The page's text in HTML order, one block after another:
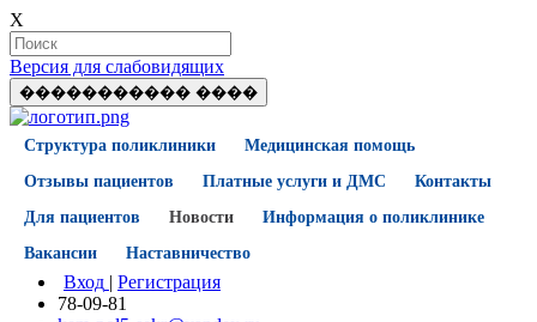
X
Версия для слабовидящих
����������� ����
Структура поликлиники
Медицинская помощь
Отзывы пациентов
Платные услуги и ДМС
Контакты
Для пациентов
Новости
Информация о поликлинике
Вакансии
Наставничество
Вход | Регистрация
78-09-81